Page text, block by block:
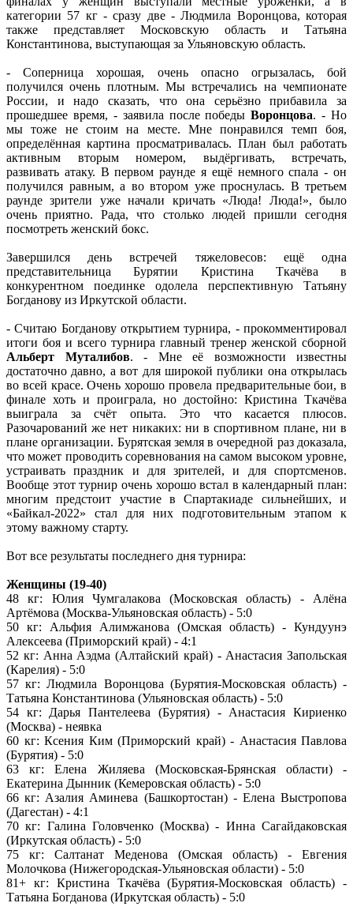
категории 57 кг - сразу две - Людмила Воронцова, которая
также представляет Московскую область и Татьяна
Константинова, выступающая за Ульяновскую область.
- Соперница хорошая, очень опасно огрызалась, бой
получился очень плотным. Мы встречались на чемпионате
России, и надо сказать, что она серьёзно прибавила за
прошедшее время, - заявила после победыВоронцова. - Но
мы тоже не стоим на месте. Мне понравился темп боя,
определённая картина просматривалась. План был работать
активным вторым номером, выдёргивать, встречать,
развивать атаку. В первом раунде я ещё немного спала - он
получился равным, а во втором уже проснулась. В третьем
раунде зрители уже начали кричать «Люда! Люда!», было
очень приятно. Рада, что столько людей пришли сегодня
посмотреть женский бокс.
Завершился день встречей тяжеловесов: ещё одна
представительница Бурятии Кристина Ткачёва в
конкурентном поединке одолела перспективную Татьяну
Богданову из Иркутской области.
- Считаю Богданову открытием турнира, - прокомментировал
итоги боя и всего турнира главный тренер женской сборной
Альберт Муталибов. - Мне её возможности известны
достаточно давно, а вот для широкой публики она открылась
во всей красе. Очень хорошо провела предварительные бои, в
финале хоть и проиграла, но достойно: Кристина Ткачёва
выиграла за счёт опыта. Это что касается плюсов.
Разочарований же нет никаких: ни в спортивном плане, ни в
плане организации. Бурятская земля в очередной раз доказала,
что может проводить соревнования на самом высоком уровне,
устраивать праздник и для зрителей, и для спортсменов.
Вообще этот турнир очень хорошо встал в календарный план:
многим предстоит участие в Спартакиаде сильнейших, и
«Байкал-2022» стал для них подготовительным этапом к
этому важному старту.
Вот все результаты последнего дня турнира:
Женщины (19-40)
48 кг: Юлия Чумгалакова (Московская область) - Алёна
Артёмова (Москва-Ульяновская область) - 5:0
50 кг: Альфия Алимжанова (Омская область) - Кундуунэ
Алексеева (Приморский край) - 4:1
52 кг: Анна Аэдма (Алтайский край) - Анастасия Запольская
(Карелия) - 5:0
57 кг: Людмила Воронцова (Бурятия-Московская область) -
Татьяна Константинова (Ульяновская область) - 5:0
54 кг: Дарья Пантелеева (Бурятия) - Анастасия Кириенко
(Москва) - неявка
60 кг: Ксения Ким (Приморский край) - Анастасия Павлова
(Бурятия) - 5:0
63 кг: Елена Жиляева (Московская-Брянская области) -
Екатерина Дынник (Кемеровская область) - 5:0
66 кг: Азалия Аминева (Башкортостан) - Елена Выстропова
(Дагестан) - 4:1
70 кг: Галина Головченко (Москва) - Инна Сагайдаковская
(Иркутская область) - 5:0
75 кг: Салтанат Меденова (Омская область) - Евгения
Молочкова (Нижегородская-Ульяновская области) - 5:0
81+ кг: Кристина Ткачёва (Бурятия-Московская область) -
Татьяна Богданова (Иркутская область) - 5:0